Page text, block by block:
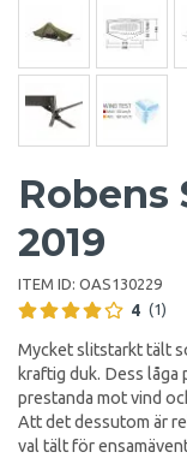
Robens
2019
ITEM ID: OAS130229
4 (1)
Mycket slitstarkt tält
kraftig duk. Dess
prestanda mot vind
Att det dessutom är
val tält för